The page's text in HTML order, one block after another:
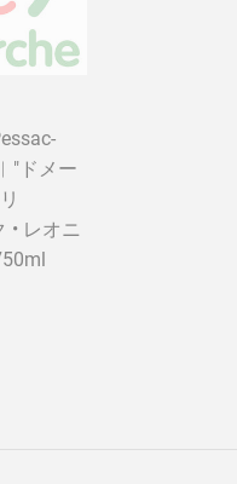
ドメー
• レオニ